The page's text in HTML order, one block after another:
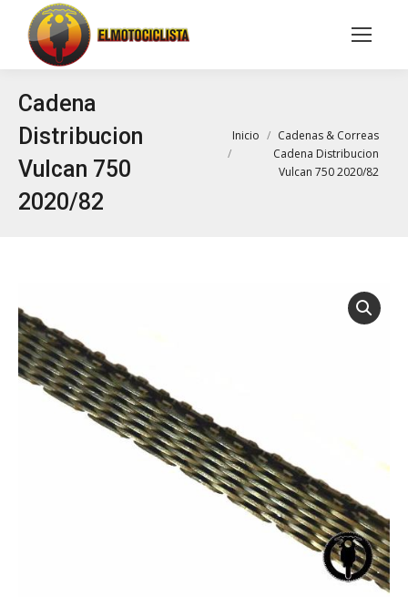
Buscar:
Cadena
Distribucion
Vulcan 750
2020/82
Estás aquí:
Inicio
Cadenas & Correas
Cadena Distribucion
Vulcan 750 2020/82